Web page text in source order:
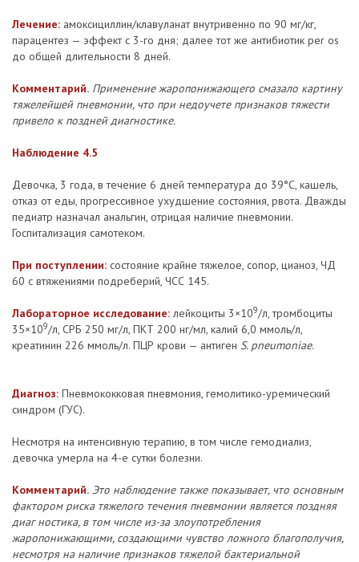
Лечение: амоксициллин/клавуланат внутривенно по 90 мг/кг,
парацентез — эффект с 3-го дня; далее тот же антибиотик per os
до общей длительности 8 дней.
Комментарий. Применение жаропонижающего смазало картину
тяжелейшей пневмонии, что при недоучете признаков тяжести
привело к поздней диагностике.
Наблюдение 4.5
Девочка, 3 года, в течение 6 дней температура до 39°С, кашель,
отказ от еды, прогрессивное ухудшение состояния, рвота. Дважды
педиатр назначал анальгин, отрицая наличие пневмонии.
Госпитализация самотеком.
При поступлении: состояние крайне тяжелое, сопор, цианоз, ЧД
60 с втяжениями подреберий, ЧСС 145.
Лабораторное исследование: лейкоциты 3×109/л, тромбоциты
35×109/л, СРБ 250 мг/л, ПКТ 200 нг/мл, калий 6,0 ммоль/л,
креатинин 226 ммоль/л. ПЦР крови — антиген S. pneumoniae.
Диагноз: Пневмококковая пневмония, гемолитико-уремический
синдром (ГУС).
Несмотря на интенсивную терапию, в том числе гемодиализ,
девочка умерла на 4-е сутки болезни.
Комментарий. Это наблюдение также показывает, что основным
фактором риска тяжелого течения пневмонии является поздняя
диаг ностика, в том числе из-за злоупотребления
жаропонижающими, создающими чувство ложного благополучия,
несмотря на наличие признаков тяжелой бактериальной